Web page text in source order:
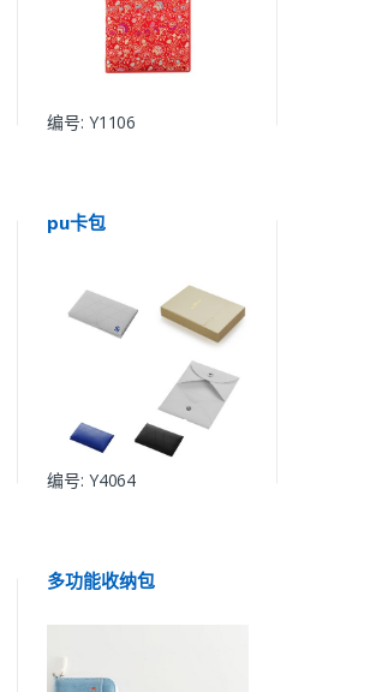
编号: Y1106
pu卡包
编号: Y4064
多功能收纳包